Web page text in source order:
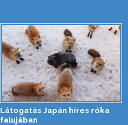
Látogatás Japán híres róka
falujában